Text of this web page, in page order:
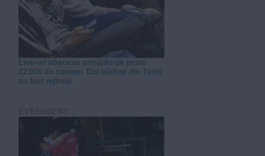
Live-uri obscene urmărite de peste
22.000 de oameni. Doi bărbați din Timiș
au fost reținuți